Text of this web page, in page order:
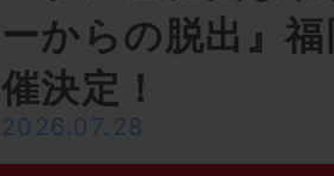
ーからの脱出』
催決定！
2026.07.28